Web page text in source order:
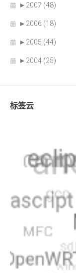
► 2007 (48)
► 2006 (18)
► 2005 (44)
► 2004 (25)
标签云